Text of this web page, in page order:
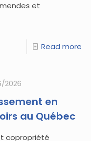
et
Read more
2026
en
au Québec
copropriété